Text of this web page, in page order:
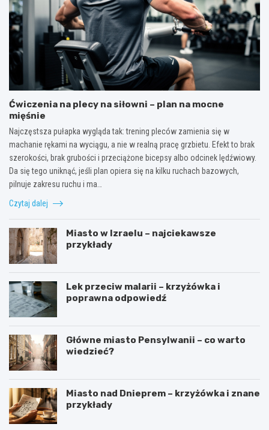
Ćwiczenia na plecy na siłowni – plan na mocne
mięśnie
Najczęstsza pułapka wygląda tak: trening pleców zamienia się w
machanie rękami na wyciągu, a nie w realną pracę grzbietu. Efekt to brak
szerokości, brak grubości i przeciążone bicepsy albo odcinek lędźwiowy.
Da się tego uniknąć, jeśli plan opiera się na kilku ruchach bazowych,
pilnuje zakresu ruchu i ma…
Czytaj dalej
Miasto w Izraelu – najciekawsze
przykłady
Lek przeciw malarii – krzyżówka i
poprawna odpowiedź
Główne miasto Pensylwanii – co warto
wiedzieć?
Miasto nad Dnieprem – krzyżówka i znane
przykłady
J
D